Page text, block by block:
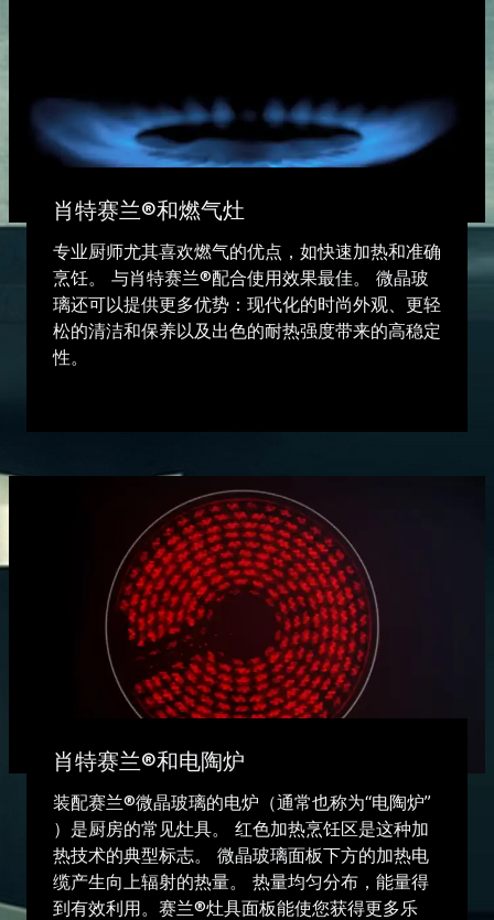
肖特赛兰®和燃气灶
专业厨师尤其喜欢燃气的优点，如快速加热和准确
烹饪。 与肖特赛兰®配合使用效果最佳。 微晶玻
璃还可以提供更多优势：现代化的时尚外观、更轻
松的清洁和保养以及出色的耐热强度带来的高稳定
性。
肖特赛兰®和电陶炉
装配赛兰®微晶玻璃的电炉（通常也称为“电陶炉”
）是厨房的常见灶具。 红色加热烹饪区是这种加
热技术的典型标志。 微晶玻璃面板下方的加热电
缆产生向上辐射的热量。 热量均匀分布，能量得
到有效利用。赛兰®灶具面板能使您获得更多乐